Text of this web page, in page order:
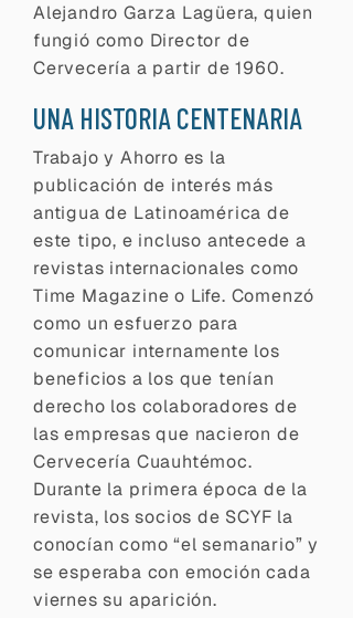
Alejandro Garza Lagüera, quien
fungió como Director de
Cervecería a partir de 1960.
UNA HISTORIA CENTENARIA
Trabajo y Ahorro es la
publicación de interés más
antigua de Latinoamérica de
este tipo, e incluso antecede a
revistas internacionales como
Time Magazine o Life. Comenzó
como un esfuerzo para
comunicar internamente los
beneficios a los que tenían
derecho los colaboradores de
las empresas que nacieron de
Cervecería Cuauhtémoc.
Durante la primera época de la
revista, los socios de SCYF la
conocían como “el semanario” y
se esperaba con emoción cada
viernes su aparición.